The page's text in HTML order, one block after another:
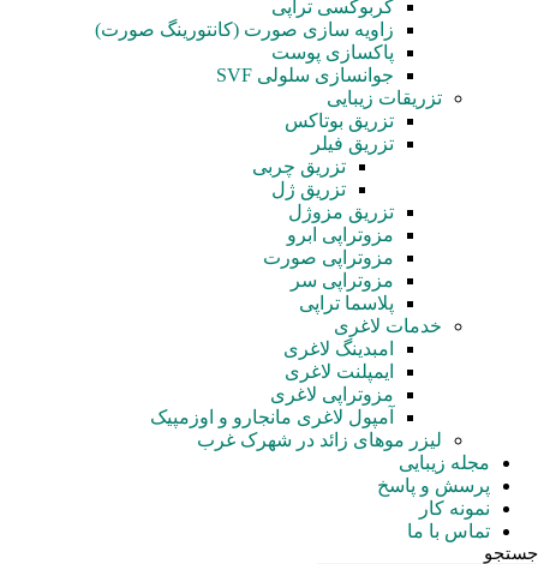
کربوکسی تراپی
زاویه سازی صورت (کانتورینگ صورت)
پاکسازی پوست
جوانسازی سلولی SVF
تزریقات زیبایی
تزریق بوتاکس
تزریق فیلر
تزریق چربی
تزریق ژل
تزریق مزوژل
مزوتراپی ابرو
مزوتراپی صورت
مزوتراپی سر
پلاسما تراپی
خدمات لاغری
امبدینگ لاغری
ایمپلنت لاغری
مزوتراپی لاغری
آمپول‌ لاغری مانجارو و اوزمپیک
لیزر موهای زائد در شهرک غرب
مجله زیبایی
پرسش و پاسخ
نمونه کار
تماس با ما
جستجو